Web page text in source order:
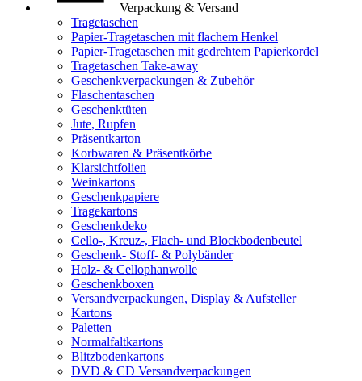
Verpackung & Versand
Tragetaschen
Papier-Tragetaschen mit flachem Henkel
Papier-Tragetaschen mit gedrehtem Papierkordel
Tragetaschen Take-away
Geschenkverpackungen & Zubehör
Flaschentaschen
Geschenktüten
Jute, Rupfen
Präsentkarton
Korbwaren & Präsentkörbe
Klarsichtfolien
Weinkartons
Geschenkpapiere
Tragekartons
Geschenkdeko
Cello-, Kreuz-, Flach- und Blockbodenbeutel
Geschenk- Stoff- & Polybänder
Holz- & Cellophanwolle
Geschenkboxen
Versandverpackungen, Display & Aufsteller
Kartons
Paletten
Normalfaltkartons
Blitzbodenkartons
DVD & CD Versandverpackungen